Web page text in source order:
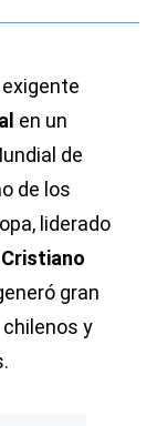
en un
de
de los
liderado
Cristiano
gran
y